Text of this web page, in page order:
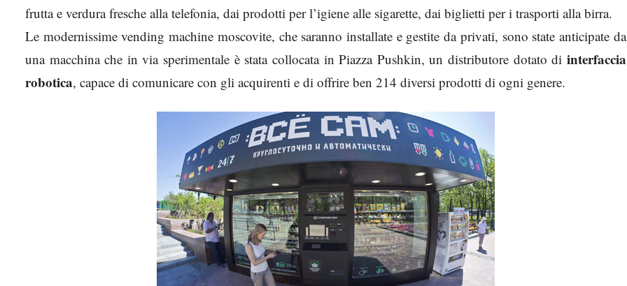
frutta e verdura fresche alla telefonia, dai prodotti per l’igiene alle sigarette, dai biglietti per i trasporti alla birra.
Le modernissime vending machine moscovite, che saranno installate e gestite da privati, sono state anticipate da
una macchina che in via sperimentale è stata collocata in Piazza Pushkin, un distributore dotato di interfaccia
robotica, capace di comunicare con gli acquirenti e di offrire ben 214 diversi prodotti di ogni genere.